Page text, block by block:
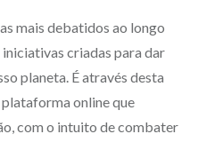
mais debatidos ao longo
iniciativas criadas para dar
planeta. É através desta
plataforma online que
com o intuito de combater